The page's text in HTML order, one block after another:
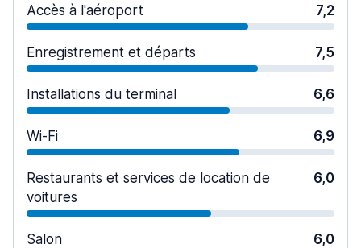
Accès à l'aéroport 7,2
Enregistrement et départs 7,5
Installations du terminal 6,6
Wi-Fi 6,9
Restaurants et services de location de
voitures
6,0
Salon 6,0